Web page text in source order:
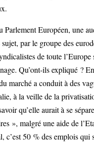
Parlement Européen, une
par le groupe des
de toute l’Europe
Qu’ont-ils expliqué ?
marché a conduit à des
à la veille de la
qu’elle aurait à se
», malgré une aide de
c’est 50 % des emplois qui